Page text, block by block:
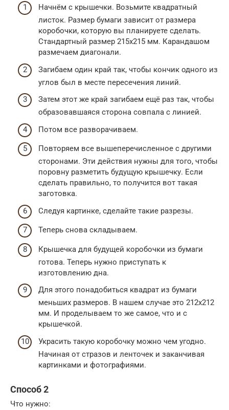
Начнём с крышечки. Возьмите квадратный
листок. Размер бумаги зависит от размера
коробочки, которую вы планируете сделать.
Стандартный размер 215х215 мм. Карандашом
размечаем диагонали.
Загибаем один край так, чтобы кончик одного из
углов был в месте пересечения линий.
Затем этот же край загибаем ещё раз так, чтобы
образовавшаяся сторона совпала с линией.
Потом все разворачиваем.
Повторяем все вышеперечисленное с другими
сторонами. Эти действия нужны для того, чтобы
поровну разметить будущую крышечку. Если
сделать правильно, то получится вот такая
заготовка.
Следуя картинке, сделайте такие разрезы.
Теперь снова складываем.
Крышечка для будущей коробочки из бумаги
готова. Теперь нужно приступать к
изготовлению дна.
Для этого понадобиться квадрат из бумаги
меньших размеров. В нашем случае это 212х212
мм. И проделываем то же самое, что и с
крышечкой.
Украсить такую коробочку можно чем угодно.
Начиная от стразов и ленточек и заканчивая
картинками и фотографиями.
Способ 2
Что нужно: